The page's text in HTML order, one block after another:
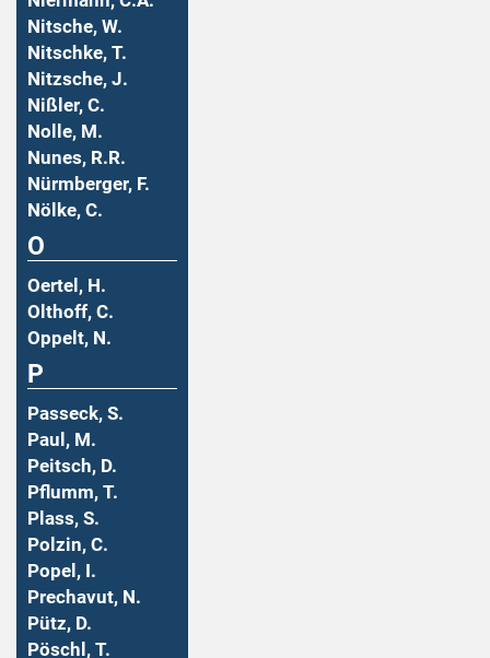
Nitsche, W.
Nitschke, T.
Nitzsche, J.
Nißler, C.
Nolle, M.
Nunes, R.R.
Nürmberger, F.
Nölke, C.
O
Oertel, H.
Olthoff, C.
Oppelt, N.
P
Passeck, S.
Paul, M.
Peitsch, D.
Pflumm, T.
Plass, S.
Polzin, C.
Popel, I.
Prechavut, N.
Pütz, D.
Pöschl, T.